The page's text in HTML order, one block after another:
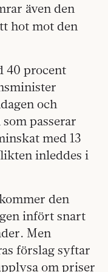
även den
hot mot den
40 procent
och
passerar
med 13
inleddes i
den
infört snart
Men
förslag syftar
om priser